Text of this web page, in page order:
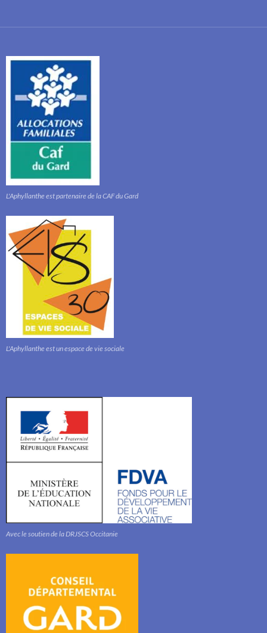
L'Aphyllanthe est partenaire de la CAF du Gard
L'Aphyllanthe est un espace de vie sociale
Avec le soutien de la DRJSCS Occitanie